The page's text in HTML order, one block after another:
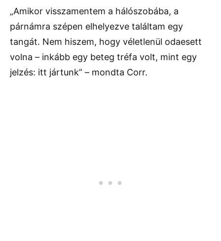
„Amikor visszamentem a hálószobába, a
párnámra szépen elhelyezve találtam egy
tangát. Nem hiszem, hogy véletlenül odaesett
volna – inkább egy beteg tréfa volt, mint egy
jelzés: itt jártunk” – mondta Corr.